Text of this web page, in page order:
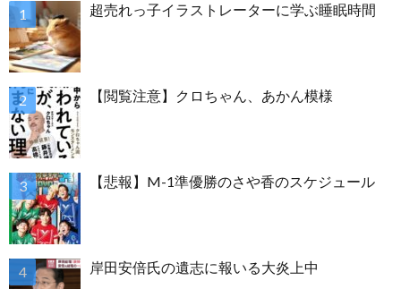
超売れっ子イラストレーターに学ぶ睡眠時間
【閲覧注意】クロちゃん、あかん模様
【悲報】M-1準優勝のさや香のスケジュール
岸田安倍氏の遺志に報いる大炎上中